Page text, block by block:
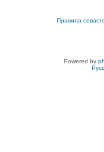
Правила
Powered by